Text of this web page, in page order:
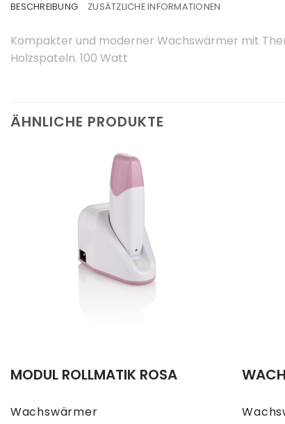
BESCHREIBUNG ZUSÄTZLICHE INFORMATIONEN
Kompakter und moderner Wachswärmer mit
Holzspateln. 100 Watt
ÄHNLICHE PRODUKTE
Wachswärmer
MODUL ROLLMATIK ROSA